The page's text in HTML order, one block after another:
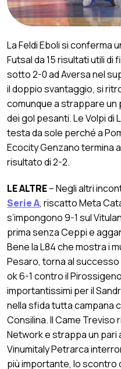
La Feldi Eboli si conferma
Futsal da 15 risultati utili di
sotto 2-0 ad Aversa nel
il doppio svantaggio, si
comunque a strappare un
dei gol pesanti. Le Volpi di
testa da sole perché a
Ecocity Genzano termina
risultato di 2-2.
LE ALTRE– Negli altri
Serie A, riscatto Meta
s’impongono 9-1 sul
prima senza Ceppi e
Bene la L84 che mostra i
Pesaro, torna al successo
ok 6-1 contro il
importantissimi per il
nella sfida tutta campana
Consilina. Il Came Treviso
Network e strappa un pari
Vinumitaly Petrarca
più importante, lo scontro